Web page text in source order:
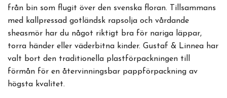
från bin som flugit över den svenska floran. Tillsammans
med kallpressad gotländsk rapsolja och vårdande
sheasmör har du något riktigt bra för nariga läppar,
torra händer eller väderbitna kinder. Gustaf & Linnea har
valt bort den traditionella plastförpackningen till
förmån för en återvinningsbar pappförpackning av
högsta kvalitet.